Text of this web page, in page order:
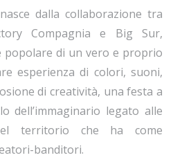
dalla collaborazione tra
Compagnia e Big Sur,
popolare di un vero e proprio
esperienza di colori, suoni,
di creatività, una festa a
dell’immaginario legato alle
territorio che ha come
banditori.